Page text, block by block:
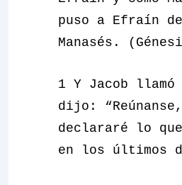
puso a Efraín
Manasés.
1 Y Jacob
dijo:
declararé lo
en los últimos